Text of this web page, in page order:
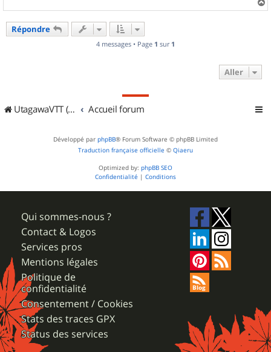
a
Répondre
4 messages • Page 1 sur 1
Aller
UtagawaVTT (Randos VTT et VTTAE avec traces GPS) Accueil forum
Développé par phpBB® Forum Software © phpBB Limited
Traduction française officielle © Qiaeru
Optimized by: phpBB SEO
Confidentialité | Conditions
Qui sommes-nous ?
Contact & Logos
Services pros
Mentions légales
Politique de
confidentialité
Consentement / Cookies
Stats des traces GPX
Status des services